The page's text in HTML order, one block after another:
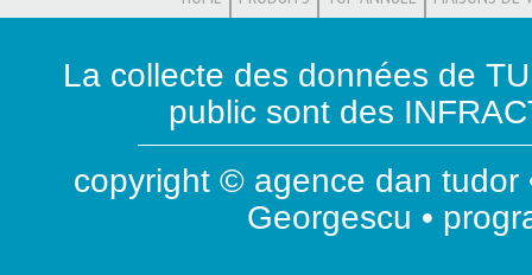
La collecte des données de
public sont des
copyright © agence dan tudor
Georgescu •